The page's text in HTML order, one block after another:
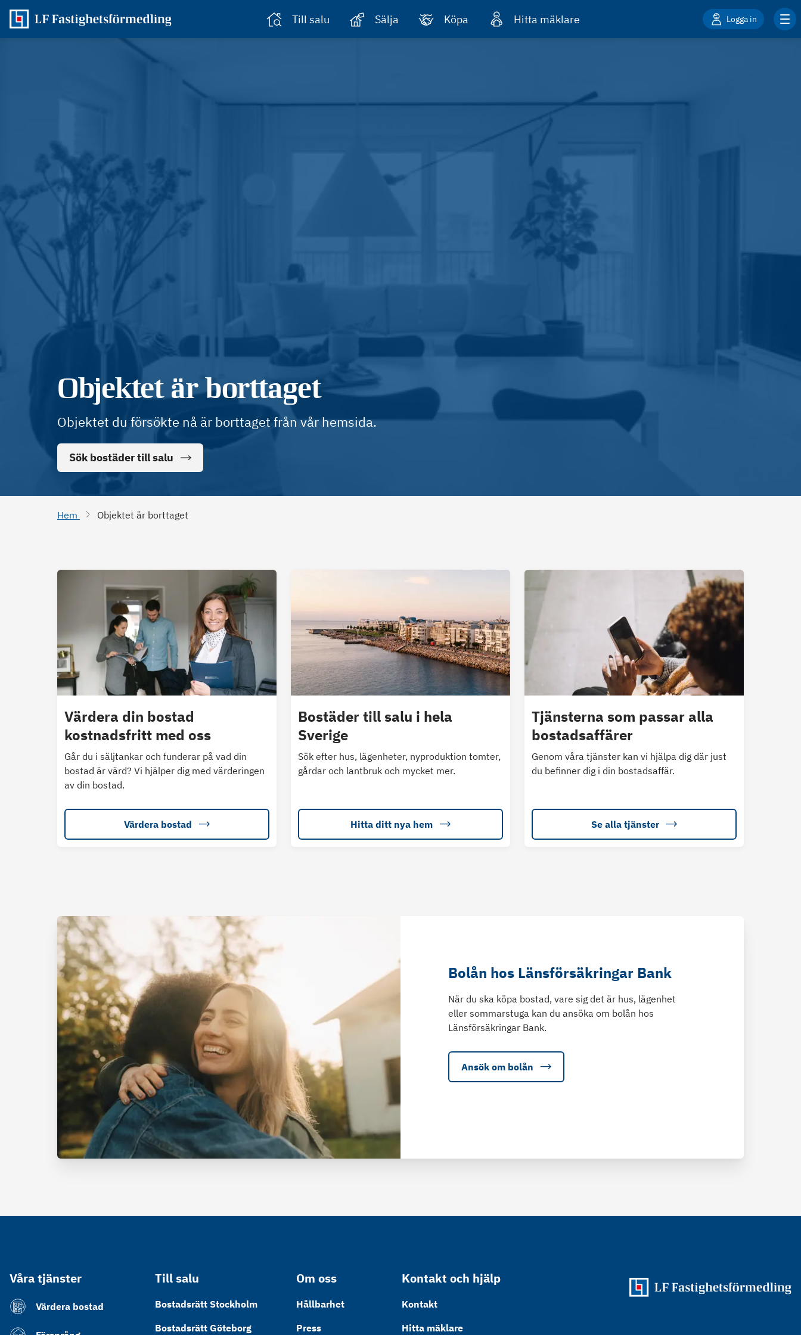
Till salu Sälja Köpa Hitta mäklare Logga in
Objektet är borttaget
Objektet du försökte nå är borttaget från vår hemsida.
Sök bostäder till salu
Hem Objektet är borttaget
Värdera din bostad
kostnadsfritt med oss
Går du i säljtankar och funderar på vad din
bostad är värd? Vi hjälper dig med värderingen
av din bostad.
Värdera bostad
Bostäder till salu i hela
Sverige
Sök efter hus, lägenheter, nyproduktion tomter,
gårdar och lantbruk och mycket mer.
Hitta ditt nya hem
Tjänsterna som passar alla
bostadsaffärer
Genom våra tjänster kan vi hjälpa dig där just
du befinner dig i din bostadsaffär.
Se alla tjänster
Bolån hos Länsförsäkringar Bank
När du ska köpa bostad, vare sig det är hus, lägenhet
eller sommarstuga kan du ansöka om bolån hos
Länsförsäkringar Bank.
Ansök om bolån
Våra tjänster
Värdera bostad
Till salu
Bostadsrätt Stockholm
Bostadsrätt Göteborg
Om oss
Hållbarhet
Press
Kontakt och hjälp
Kontakt
Hitta mäklare